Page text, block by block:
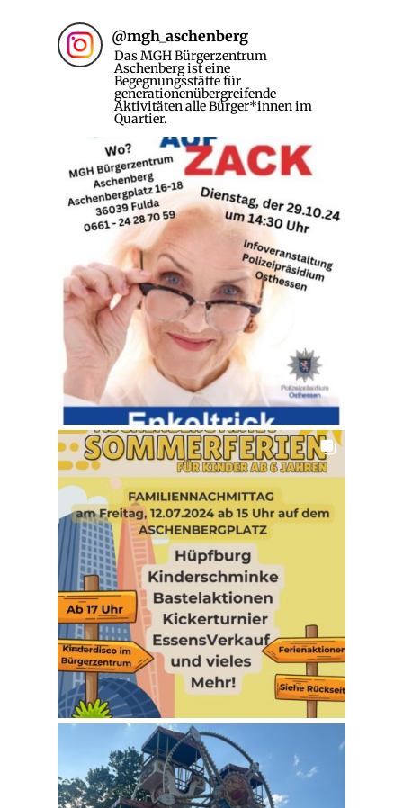
@mgh_aschenberg
Das MGH Bürgerzentrum
Aschenberg ist eine
Begegnungsstätte für
generationenübergreifende
Aktivitäten alle Bürger*innen im
Quartier.